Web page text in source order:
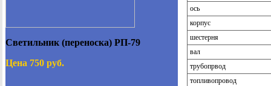
Светильник (переноска) РП-79
Цена 750 руб.
ось
корпус
шестерня
вал
трубопрвод
топливопровод